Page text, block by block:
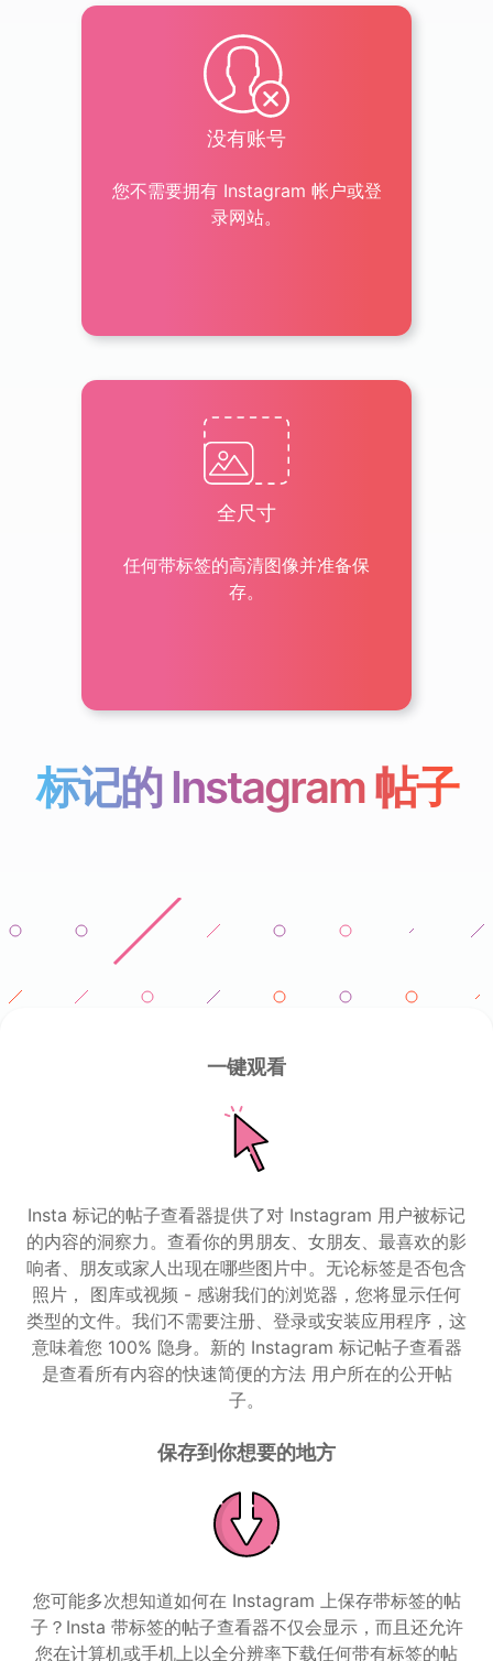
没有账号
您不需要拥有 Instagram 帐户或登
录网站。
全尺寸
任何带标签的高清图像并准备保
存。
标记的 Instagram 帖子
一键观看
Insta 标记的帖子查看器提供了对 Instagram 用户被标记
的内容的洞察力。查看你的男朋友、女朋友、最喜欢的影
响者、朋友或家人出现在哪些图片中。无论标签是否包含
照片， 图库或视频 - 感谢我们的浏览器，您将显示任何
类型的文件。我们不需要注册、登录或安装应用程序，这
意味着您 100% 隐身。新的 Instagram 标记帖子查看器
是查看所有内容的快速简便的方法 用户所在的公开帖
子。
保存到你想要的地方
您可能多次想知道如何在 Instagram 上保存带标签的帖
子？Insta 带标签的帖子查看器不仅会显示，而且还允许
您在计算机或手机上以全分辨率下载任何带有标签的帖